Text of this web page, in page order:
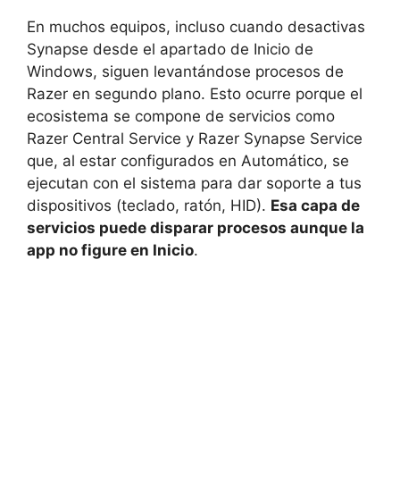
En muchos equipos, incluso cuando desactivas
Synapse desde el apartado de Inicio de
Windows, siguen levantándose procesos de
Razer en segundo plano. Esto ocurre porque el
ecosistema se compone de servicios como
Razer Central Service y Razer Synapse Service
que, al estar configurados en Automático, se
ejecutan con el sistema para dar soporte a tus
dispositivos (teclado, ratón, HID). Esa capa de
servicios puede disparar procesos aunque la
app no figure en Inicio.